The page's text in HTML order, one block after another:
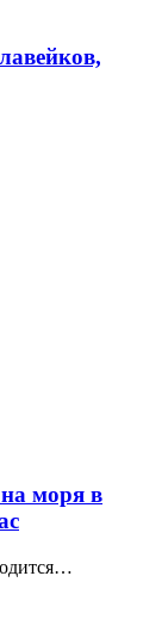
моря в